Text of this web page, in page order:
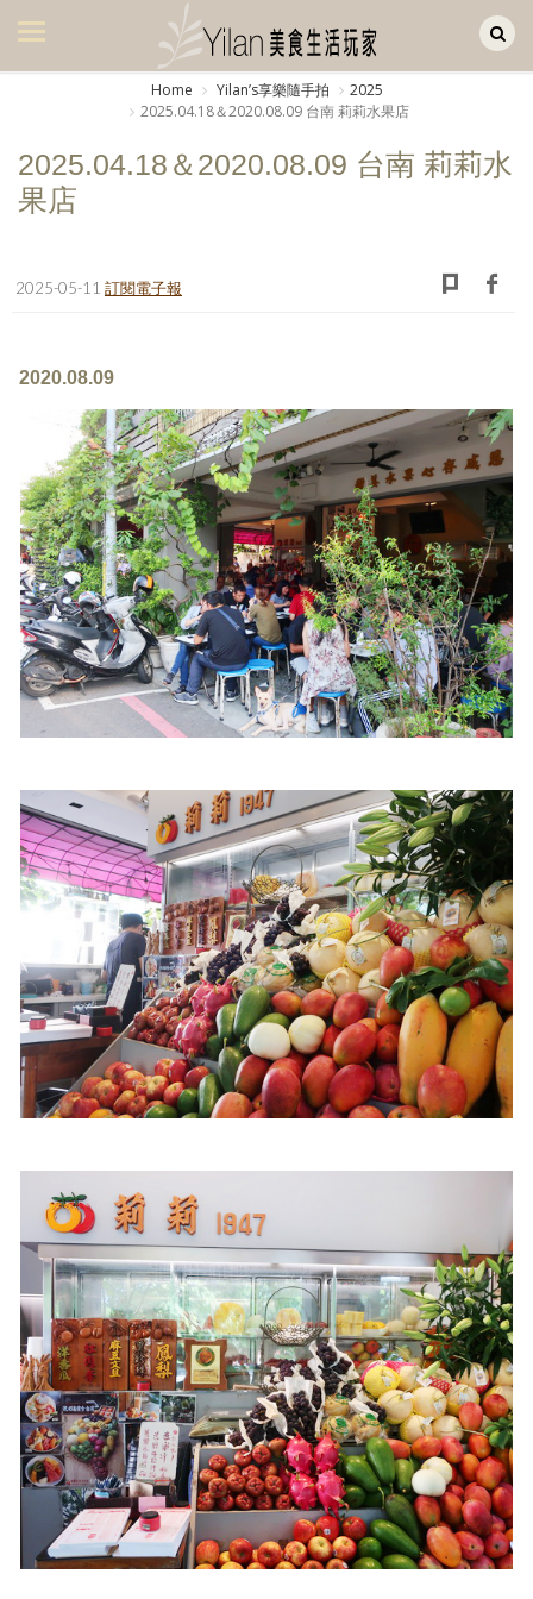
美食集
廚房集
旅遊集
書房集
日記簿
餐桌週記
享樂隨手拍
照相簿
影音區
創意出版服務
歷史區
個人著作
活動實況記錄
媒體報導一覽
合作與代言
訂閱電子報
Home Yilanʼs享樂隨手拍
2025
2025.04.18＆2020.08.09 台南 莉莉水果店
2025.04.18＆2020.08.09 台南 莉莉水
果店
2025-05-11 訂閱電子報
2020.08.09